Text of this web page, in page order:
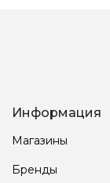
Информация
Магазины
Бренды